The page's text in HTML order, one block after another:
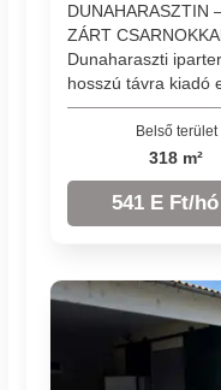
DUNAHARASZTIN
ZÁRT
Dunaharaszti
hosszú távra kiadó
Belső terület
318 m²
541 E Ft/hó